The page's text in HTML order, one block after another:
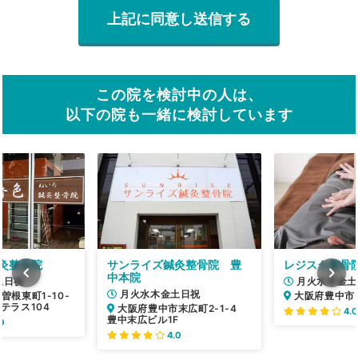
この院を検討中の人は、
以下の院も一緒に検討しています
サンライズ鍼灸整骨院 豊
中本院
月火水木金土日祝
大阪府豊中市末広町2-1-4
豊中末広ビル1F
4.0
レジスタ整骨
月火水木金
大阪府豊中
4.0
整骨院
祝
曽根東町1-10-
ラス104